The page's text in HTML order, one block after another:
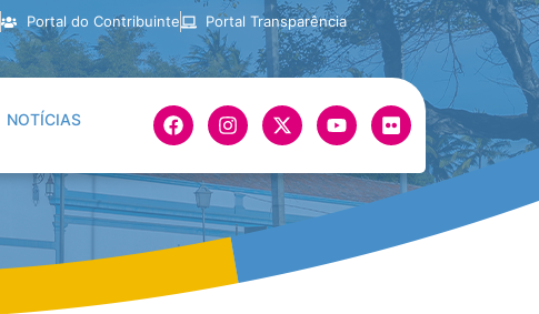
Portal do Contribuinte Portal Transparência
NOTÍCIAS